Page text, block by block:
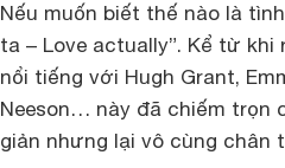
Nếu muốn biết thế nào là
ta – Love actually”. Kể từ
nổi tiếng với Hugh Grant,
Neeson… này đã chiếm trọn
giản nhưng lại vô cùng chân